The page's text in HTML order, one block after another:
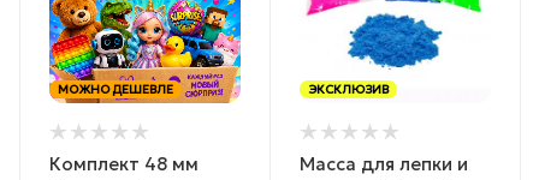
МОЖНО ДЕШЕВЛЕ
Комплект 48 мм
ЭКСКЛЮЗИВ
Масса для лепки и